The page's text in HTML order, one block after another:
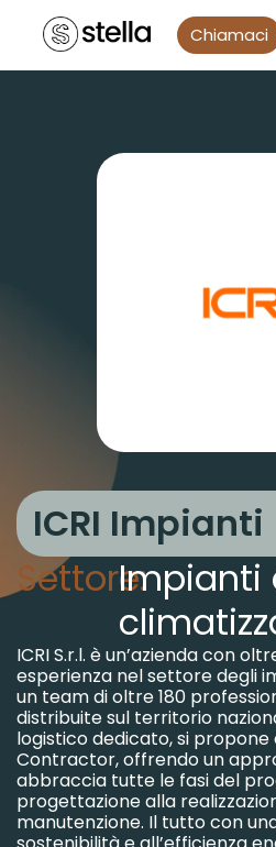
Chiamaci
ICRI Impianti
Settore:Impianti
ICRI S.r.l. è un’azienda con
esperienza nel settore degli
un team di oltre 180
distribuite sul territorio
logistico dedicato, si
Contractor, offrendo un
abbraccia tutte le fasi del
progettazione alla
manutenzione. Il tutto con